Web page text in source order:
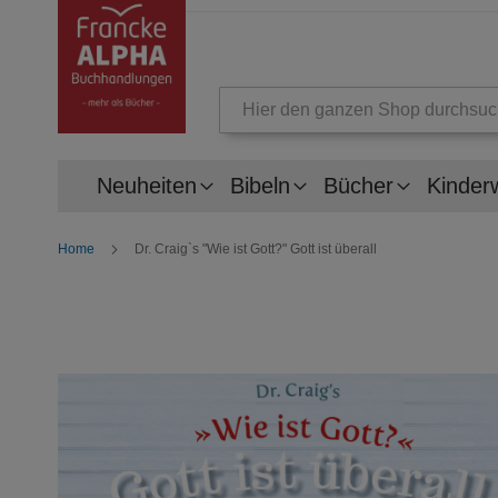
Neuheiten Bibeln Bücher
Home Dr. Craig`s "Wie ist Gott?" Gott ist überall